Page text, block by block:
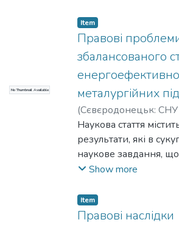
відносин, що
підставі. Визнано
недостатнім для
багатоаспектності
договірних відносин.
No Thumbnail Available
Item
Правові
збалансованого
металургійних
(Сєвєродонецьк: СНУ
Терещенко, С. В.;
Наукова стаття
результати, які в
наукове завдання,
розробці практичних
основних дисфункцій
механізму у сфері
Show more
Item
Правові наслідки